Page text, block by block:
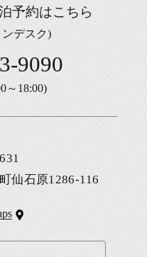
予約はこちら
デスク)
9090
～18:00)
仙石原1286-116